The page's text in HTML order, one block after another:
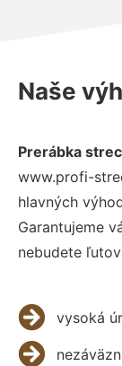
Naše
Prerábka
www.profi-
hlavných
Garantujeme
nebudete
vysoká